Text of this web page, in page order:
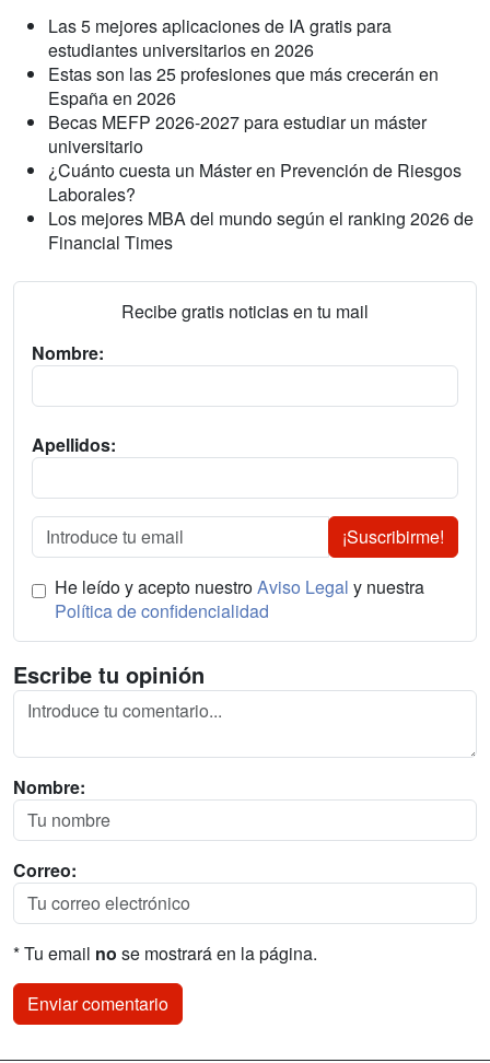
Las 5 mejores aplicaciones de IA gratis para
estudiantes universitarios en 2026
Estas son las 25 profesiones que más crecerán en
España en 2026
Becas MEFP 2026-2027 para estudiar un máster
universitario
¿Cuánto cuesta un Máster en Prevención de Riesgos
Laborales?
Los mejores MBA del mundo según el ranking 2026 de
Financial Times
Recibe gratis noticias en tu mail
Nombre:
Apellidos:
¡Suscribirme!
He leído y acepto nuestroAviso Legal y nuestra
Política de confidencialidad
Escribe tu opinión
Nombre:
Correo:
* Tu email no se mostrará en la página.